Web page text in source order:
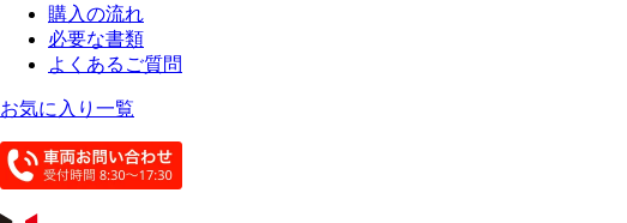
購入の流れ
必要な書類
よくあるご質問
お気に入り一覧